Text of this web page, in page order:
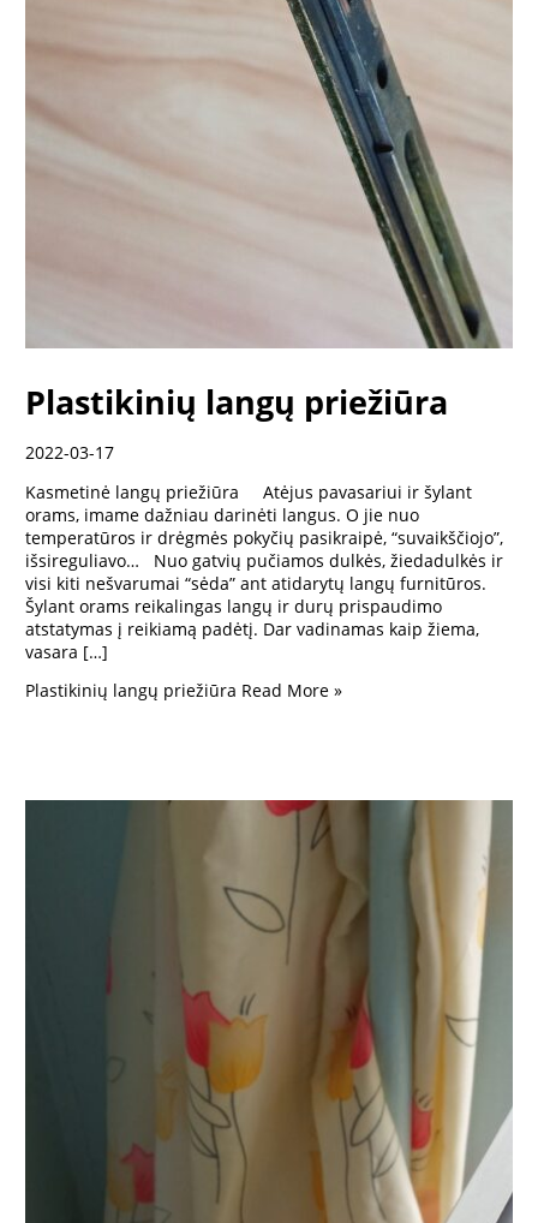
Plastikinių langų priežiūra
2022-03-17
Kasmetinė langų priežiūra Atėjus pavasariui ir šylant
orams, imame dažniau darinėti langus. O jie nuo
temperatūros ir drėgmės pokyčių pasikraipė, “suvaikščiojo”,
išsireguliavo… Nuo gatvių pučiamos dulkės, žiedadulkės ir
visi kiti nešvarumai “sėda” ant atidarytų langų furnitūros.
Šylant orams reikalingas langų ir durų prispaudimo
atstatymas į reikiamą padėtį. Dar vadinamas kaip žiema,
vasara […]
Plastikinių langų priežiūra Read More »